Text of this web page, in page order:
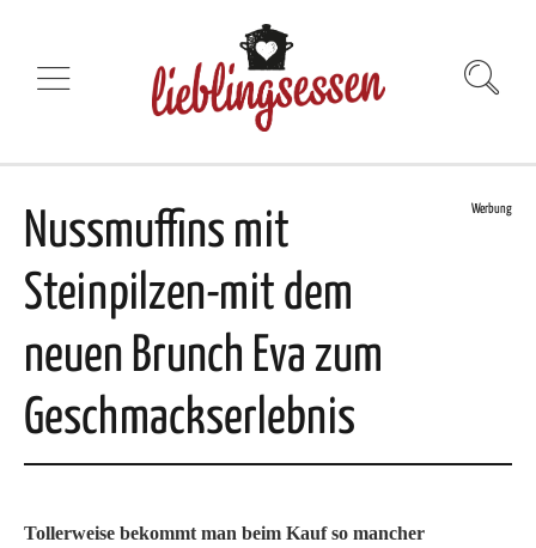
Nussmuffins mit
Steinpilzen-mit dem
neuen Brunch Eva zum
Geschmackserlebnis
Werbung
Tollerweise bekommt man beim Kauf so mancher